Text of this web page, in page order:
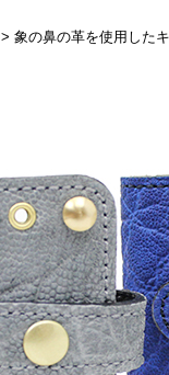
> 象の鼻の革を使用した